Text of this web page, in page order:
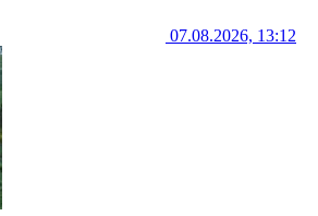
07.08.2026, 13:12